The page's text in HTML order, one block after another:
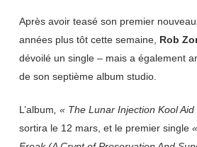
Après avoir teasé son premier
années plus tôt cette semaine, Rob
dévoilé un single – mais a également
de son septième album studio.
L’album , « The Lunar Injection Kool
sortira le 12 mars, et le premier single